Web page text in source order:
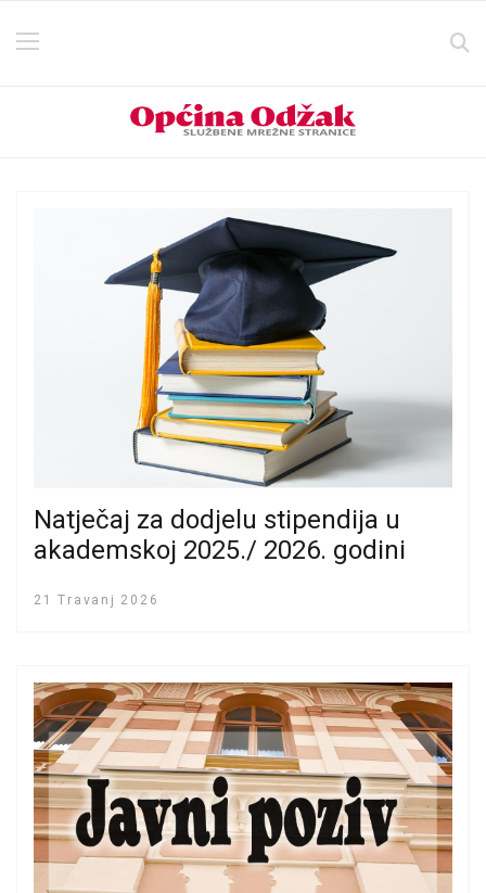
Natječaj za dodjelu stipendija u
akademskoj 2025./ 2026. godini
21 Travanj 2026